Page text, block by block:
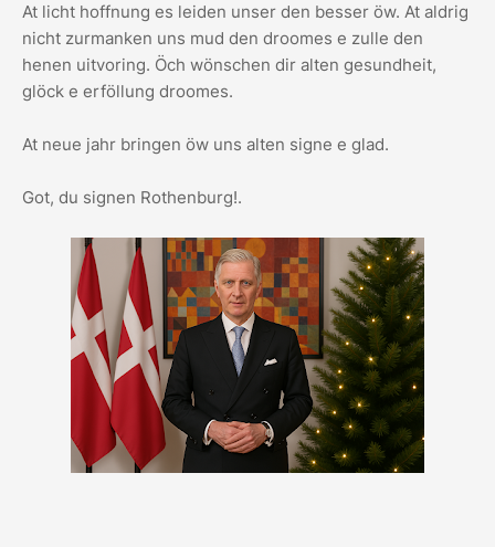
At licht hoffnung es leiden unser den besser öw. At aldrig
nicht zurmanken uns mud den droomes e zulle den
henen uitvoring. Öch wönschen dir alten gesundheit,
glöck e erföllung droomes.
At neue jahr bringen öw uns alten signe e glad.
Got, du signen Rothenburg!.